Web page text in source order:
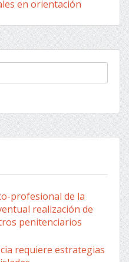
en orientación
profesional de la
realización de
penitenciarios
requiere estrategias